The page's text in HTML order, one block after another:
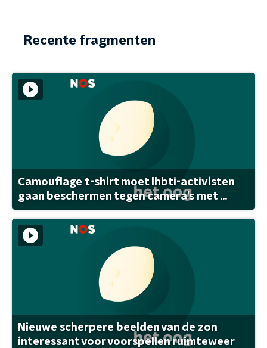
Recente fragmenten
Camouflage t-shirt moet lhbti-activisten
gaan beschermen tegen camera's met ...
Nieuwe scherpere beelden van de zon
interessant voor voorspellen ruimteweer